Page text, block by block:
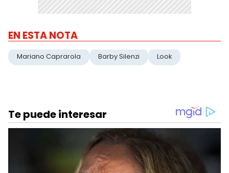
EN ESTA NOTA
Mariano Caprarola Barby Silenzi Look